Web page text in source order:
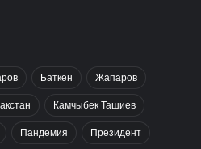
Баткен Жапаров
Камчыбек Ташиев
Пандемия Президент